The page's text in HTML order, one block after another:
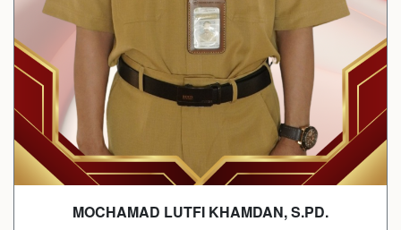
MOCHAMAD LUTFI KHAMDAN, S.PD.